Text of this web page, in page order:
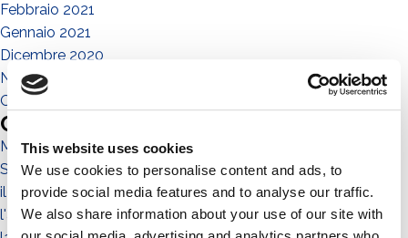
This website uses cookies
We use cookies to personalise content and ads, to
provide social media features and to analyse our traffic.
We also share information about your use of our site with
Febbraio 2021
Gennaio 2021
Dicembre 2020
Novembre 2020
Ottobre 2020
Categories
Magazine
Sistema No-Flex
il territorio
l'ambiente